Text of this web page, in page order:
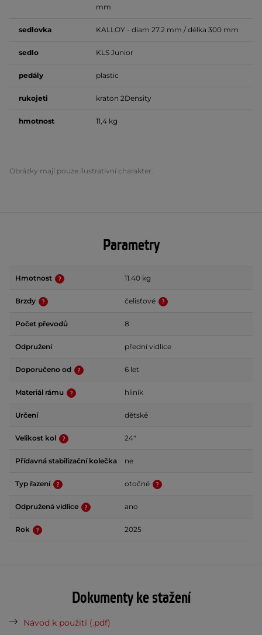
mm
sedlovka KALLOY - diam 27.2 mm / délka 300 mm
sedlo KLS Junior
pedály plastic
rukojeti kraton 2Density
hmotnost 11,4 kg
Obrázky mají pouze ilustrativní charakter.
Parametry
Hmotnost 11.40 kg
Brzdy čelisťové
Počet převodů 8
Odpružení přední vidlice
Doporučeno od 6 let
Materiál rámu hliník
Určení dětské
Velikost kol 24"
Přídavná stabilizační kolečka ne
Typ řazení otočné
Odpružená vidlice ano
Rok 2025
Dokumenty ke stažení
Návod k použití (.pdf)